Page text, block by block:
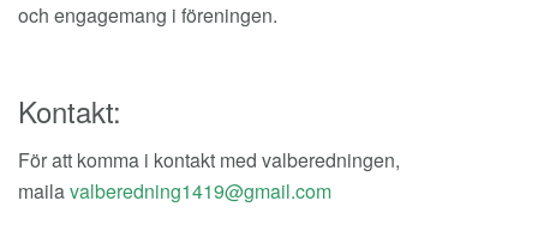
och engagemang i föreningen.
Kontakt:
För att komma i kontakt med valberedningen,
maila